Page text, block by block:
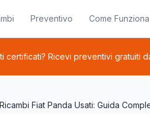
Preventivo Come Funziona
certificati? Ricevi preventivi gratuiti
Ricambi Fiat Panda Usati: Guida